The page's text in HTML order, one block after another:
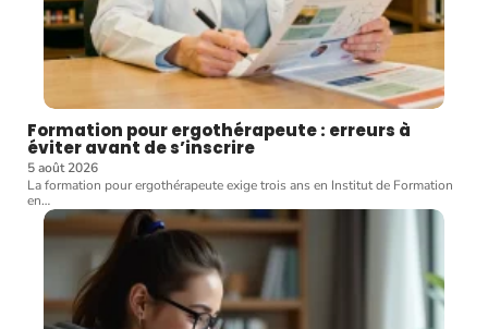
Formation pour ergothérapeute : erreurs à
éviter avant de s’inscrire
5 août 2026
La formation pour ergothérapeute exige trois ans en Institut de Formation
en…